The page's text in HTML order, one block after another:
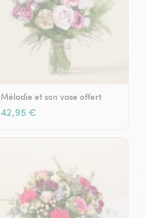
Mélodie et son vase offert
42,95 €